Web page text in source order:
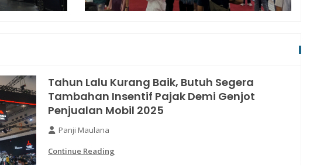
Tahun Lalu Kurang Baik, Butuh Segera
Tambahan Insentif Pajak Demi Genjot
Penjualan Mobil 2025
Panji Maulana
Continue Reading